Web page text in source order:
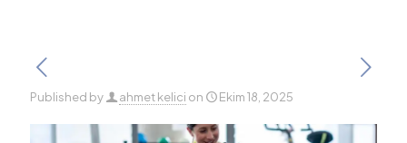
Published by ahmet kelici on Ekim 18, 2025